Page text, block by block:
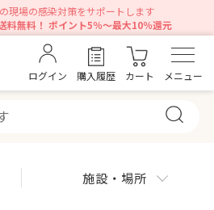
現場の感染対策をサポートします
料無料！ ポイント5％～最大10％還元
ログイン 購入履歴 カート メニュー
施設・場所